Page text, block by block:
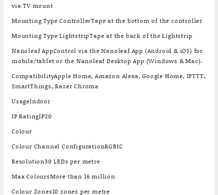
via TV mount
Mounting Type ControllerTape at the bottom of the controller
Mounting Type LightstripTape at the back of the Lightstrip
Nanoleaf AppControl via the Nanoleaf App (Android & iOS) for
mobile/tablet or the Nanoleaf Desktop App (Windows & Mac).
CompatibilityApple Home, Amazon Alexa, Google Home, IFTTT,
SmartThings, Razer Chroma
UsageIndoor
IP RatingIP20
Colour
Colour Channel ConfigurationRGBIC
Resolution30 LEDs per metre
Max ColoursMore than 16 million
Colour Zones10 zones per metre